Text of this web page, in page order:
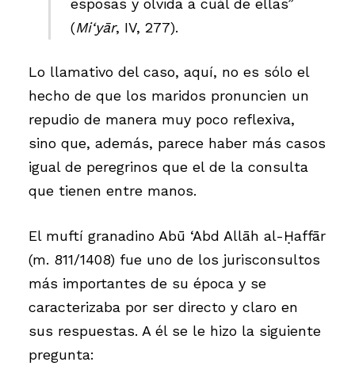
esposas y olvida a cuál de ellas”
(Mi‘yār, IV, 277).
Lo llamativo del caso, aquí, no es sólo el
hecho de que los maridos pronuncien un
repudio de manera muy poco reflexiva,
sino que, además, parece haber más casos
igual de peregrinos que el de la consulta
que tienen entre manos.
El muftí granadino Abū ‘Abd Allāh al-Ḥaffār
(m. 811/1408) fue uno de los jurisconsultos
más importantes de su época y se
caracterizaba por ser directo y claro en
sus respuestas. A él se le hizo la siguiente
pregunta: